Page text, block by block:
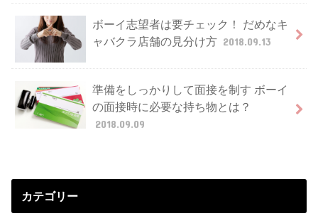
ボーイ志望者は要チェック！ だめなキ
ャバクラ店舗の見分け方 2018.09.13
準備をしっかりして面接を制す ボーイ
の面接時に必要な持ち物とは？
2018.09.09
カテゴリー